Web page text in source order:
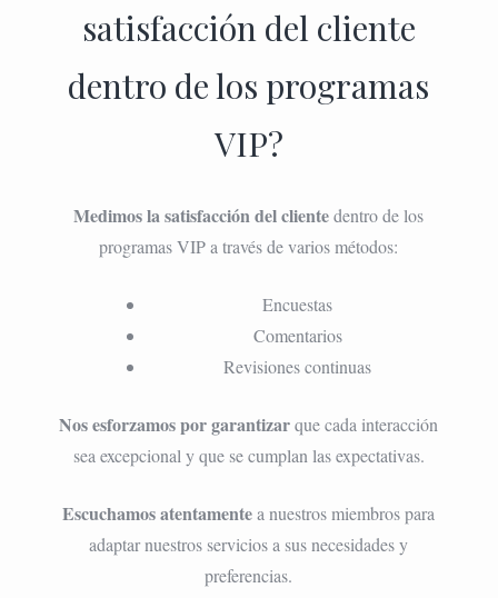
satisfacción del cliente
dentro de los programas
VIP?
Medimos la satisfacción del clientedentro de los
programas VIP a través de varios métodos:
Encuestas
Comentarios
Revisiones continuas
Nos esforzamos por garantizarque cada interacción
sea excepcional y que se cumplan las expectativas.
Escuchamos atentamentea nuestros miembros para
adaptar nuestros servicios a sus necesidades y
preferencias.